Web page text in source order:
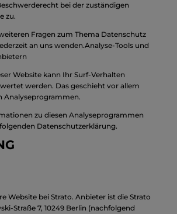
bei der zuständigen
zu.
Fragen zum Thema Datenschutz
an uns wenden.Analyse-Tools und
Website kann Ihr Surf-Verhalten
werden. Das geschieht vor allem
Analyseprogrammen.
zu diesen Analyseprogrammen
Datenschutzerklärung.
Website bei Strato. Anbieter ist die Strato
Straße 7, 10249 Berlin (nachfolgend